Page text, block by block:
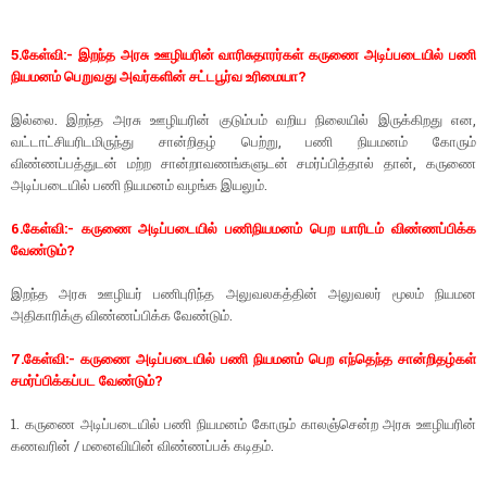
5.கேள்வி:- இறந்த அரசு ஊழியரின் வாரிசுதாரர்கள் கருணை அடிப்படையில் பணி
நியமனம் பெறுவது அவர்களின் சட்டபூர்வ உரிமையா?
இல்லை. இறந்த அரசு ஊழியரின் குடும்பம் வறிய நிலையில் இருக்கிறது என,
வட்டாட்சியரிடமிருந்து சான்றிதழ் பெற்று, பணி நியமனம் கோரும்
விண்ணப்பத்துடன் மற்ற சான்றாவணங்களுடன் சமர்ப்பித்தால் தான், கருணை
அடிப்படையில் பணி நியமனம் வழங்க இயலும்.
6.கேள்வி:- கருணை அடிப்படையில் பணிநியமனம் பெற யாரிடம் விண்ணப்பிக்க
வேண்டும்?
இறந்த அரசு ஊழியர் பணிபுரிந்த அலுவலகத்தின் அலுவலர் மூலம் நியமன
அதிகாரிக்கு விண்ணப்பிக்க வேண்டும்.
7.கேள்வி:- கருணை அடிப்படையில் பணி நியமனம் பெற எந்தெந்த சான்றிதழ்கள்
சமர்ப்பிக்கப்பட வேண்டும்?
1. கருணை அடிப்படையில் பணி நியமனம் கோரும் காலஞ்சென்ற அரசு ஊழியரின்
கணவரின் / மனைவியின் விண்ணப்பக் கடிதம்.